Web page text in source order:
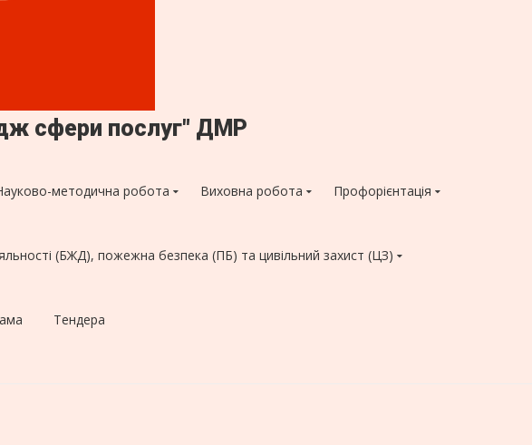
сфери послуг" ДМР
методична робота Виховна робота Профорієнтація
(БЖД), пожежна безпека (ПБ) та цивільний захист (ЦЗ)
Тендера